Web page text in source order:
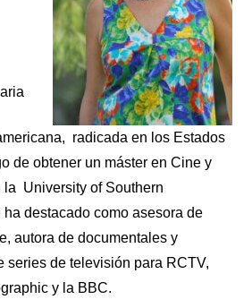
radicada en los Estados
de obtener un máster en Cine y
la University of Southern
destacado como asesora de
autora de documentales y
series de televisión para RCTV,
y la BBC.